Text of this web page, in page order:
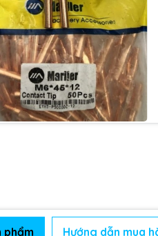
phẩm Hướng dẫn mua